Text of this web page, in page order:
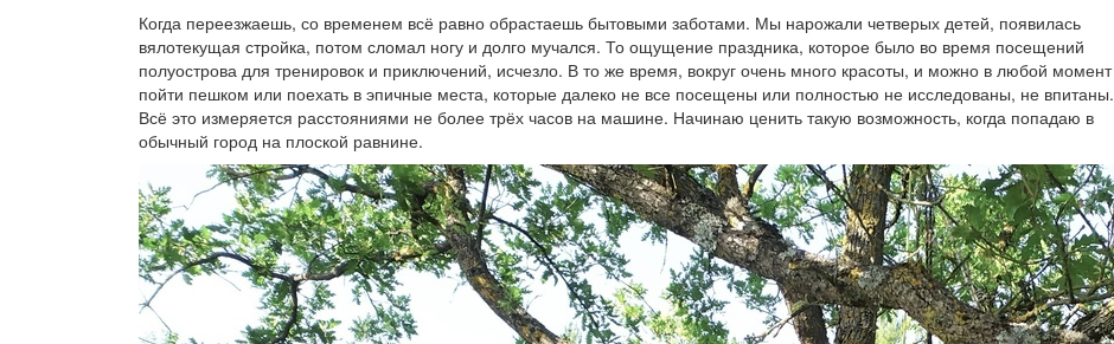
Когда переезжаешь, со временем всё равно обрастаешь бытовыми заботами. Мы нарожали четверых детей, появилась
вялотекущая стройка, потом сломал ногу и долго мучался. То ощущение праздника, которое было во время посещений
полуострова для тренировок и приключений, исчезло. В то же время, вокруг очень много красоты, и можно в любой момент
пойти пешком или поехать в эпичные места, которые далеко не все посещены или полностью не исследованы, не впитаны.
Всё это измеряется расстояниями не более трёх часов на машине. Начинаю ценить такую возможность, когда попадаю в
обычный город на плоской равнине.